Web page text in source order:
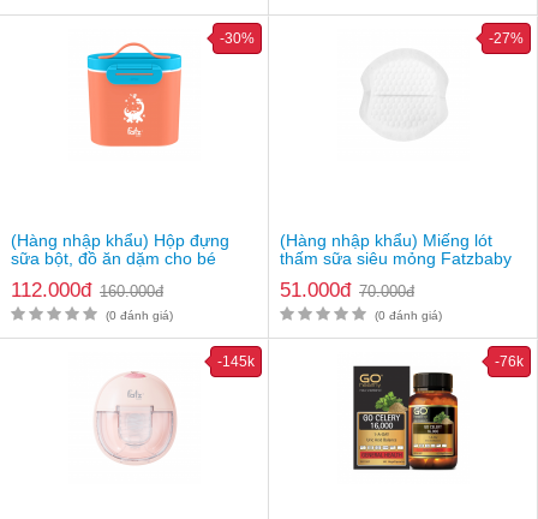
(Hàng nhập khẩu) Hộp đựng
sữa bột, đồ ăn dặm cho bé
112.000đ 160.000đ
-30%
(0 đánh giá)
(Hàng nhập khẩu) Miếng lót
thấm sữa siêu mỏng Fatzbaby
51.000đ 70.000đ
-27%
(0 đánh giá)
-145k -76k